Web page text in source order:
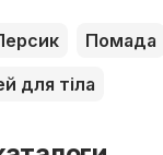
Помада
для тіла